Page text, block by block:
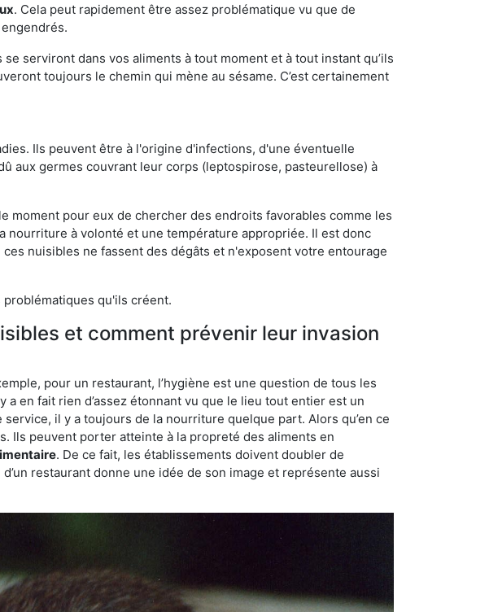
. Cela peut rapidement être assez problématique vu que de
serviront dans vos aliments à tout moment et à tout instant qu’ils
toujours le chemin qui mène au sésame. C’est certainement
Ils peuvent être à l'origine d'infections, d'une éventuelle
aux germes couvrant leur corps (leptospirose, pasteurellose) à
moment pour eux de chercher des endroits favorables comme les
nourriture à volonté et une température appropriée. Il est donc
nuisibles ne fassent des dégâts et n'exposent votre entourage
qu'ils créent.
et comment prévenir leur invasion
pour un restaurant, l’hygiène est une question de tous les
en fait rien d’assez étonnant vu que le lieu tout entier est un
il y a toujours de la nourriture quelque part. Alors qu’en ce
Ils peuvent porter atteinte à la propreté des aliments en
. De ce fait, les établissements doivent doubler de
restaurant donne une idée de son image et représente aussi